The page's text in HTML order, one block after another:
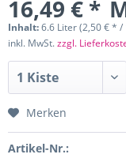
16,49 € *
Inhalt:6.6 Liter (2,50 € * /
inkl. MwSt.zzgl.
Merken
Artikel-Nr.: